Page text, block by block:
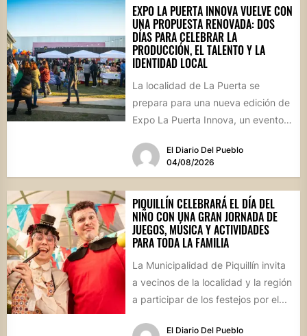
EXPO LA PUERTA INNOVA VUELVE CON
UNA PROPUESTA RENOVADA: DOS
DÍAS PARA CELEBRAR LA
PRODUCCIÓN, EL TALENTO Y LA
IDENTIDAD LOCAL
La localidad de La Puerta se
prepara para una nueva edición de
Expo La Puerta Innova, un evento
El Diario Del Pueblo
04/08/2026
PIQUILLÍN CELEBRARÁ EL DÍA DEL
NIÑO CON UNA GRAN JORNADA DE
JUEGOS, MÚSICA Y ACTIVIDADES
PARA TODA LA FAMILIA
La Municipalidad de Piquillín invita
a vecinos de la localidad y la región
a participar de los festejos por el...
El Diario Del Pueblo